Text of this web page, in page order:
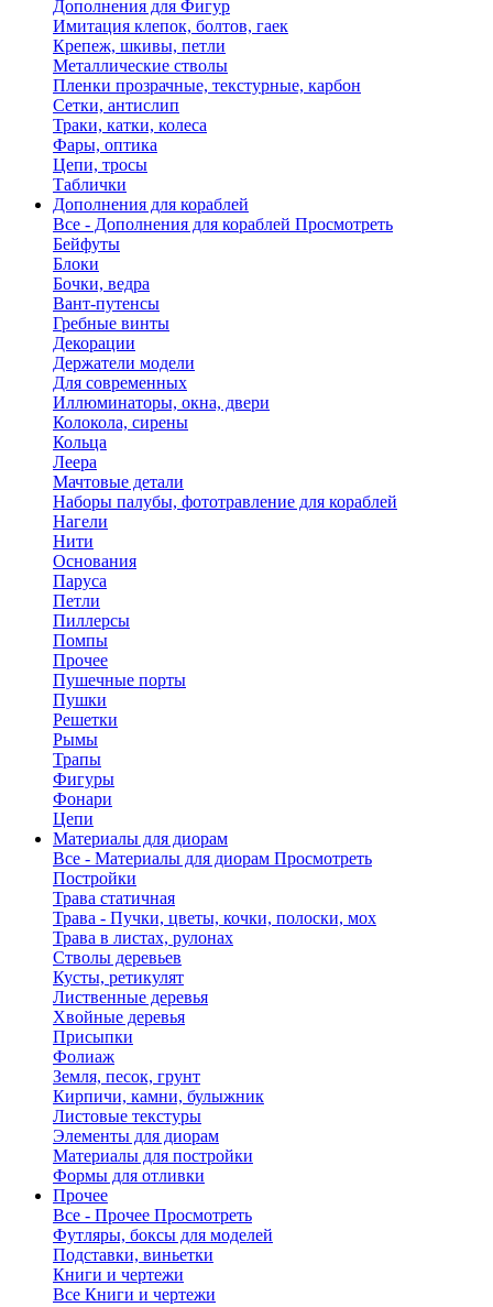
Дополнения для Фигур
Имитация клепок, болтов, гаек
Крепеж, шкивы, петли
Металлические стволы
Пленки прозрачные, текстурные, карбон
Сетки, антислип
Траки, катки, колеса
Фары, оптика
Цепи, тросы
Таблички
Дополнения для кораблей
Все - Дополнения для кораблей Просмотреть
Бейфуты
Блоки
Бочки, ведра
Вант-путенсы
Гребные винты
Декорации
Держатели модели
Для современных
Иллюминаторы, окна, двери
Колокола, сирены
Кольца
Леера
Мачтовые детали
Наборы палубы, фототравление для кораблей
Нагели
Нити
Основания
Паруса
Петли
Пиллерсы
Помпы
Прочее
Пушечные порты
Пушки
Решетки
Рымы
Трапы
Фигуры
Фонари
Цепи
Материалы для диорам
Все - Материалы для диорам Просмотреть
Постройки
Трава статичная
Трава - Пучки, цветы, кочки, полоски, мох
Трава в листах, рулонах
Стволы деревьев
Кусты, ретикулят
Лиственные деревья
Хвойные деревья
Присыпки
Фолиаж
Земля, песок, грунт
Кирпичи, камни, булыжник
Листовые текстуры
Элементы для диорам
Материалы для постройки
Формы для отливки
Прочее
Все - Прочее Просмотреть
Футляры, боксы для моделей
Подставки, виньетки
Книги и чертежи
Все Книги и чертежи